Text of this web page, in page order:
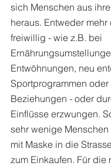
sich Menschen aus
heraus. Entweder
freiwillig - wie z.B. bei
Entwöhnungen, neu
Sportprogrammen oder
Beziehungen - oder
Einflüsse erzwungen.
sehr wenige
mit Maske in die
zum Einkaufen. Für die